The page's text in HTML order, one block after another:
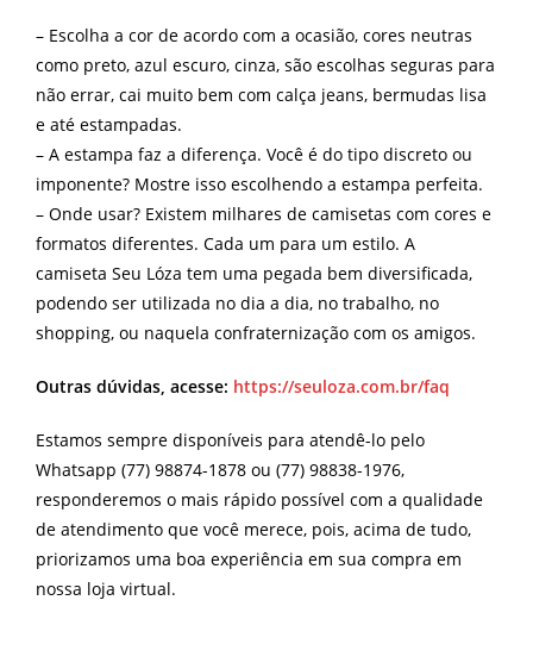
– Escolha a cor de acordo com a ocasião, cores neutras
como preto, azul escuro, cinza, são escolhas seguras para
não errar, cai muito bem com calça jeans, bermudas lisa
e até estampadas.
– A estampa faz a diferença. Você é do tipo discreto ou
imponente? Mostre isso escolhendo a estampa perfeita.
– Onde usar? Existem milhares de camisetas com cores e
formatos diferentes. Cada um para um estilo. A
camiseta Seu Lóza tem uma pegada bem diversificada,
podendo ser utilizada no dia a dia, no trabalho, no
shopping, ou naquela confraternização com os amigos.
Outras dúvidas, acesse: https://seuloza.com.br/faq
Estamos sempre disponíveis para atendê-lo pelo
Whatsapp (77) 98874-1878 ou (77) 98838-1976,
responderemos o mais rápido possível com a qualidade
de atendimento que você merece, pois, acima de tudo,
priorizamos uma boa experiência em sua compra em
nossa loja virtual.